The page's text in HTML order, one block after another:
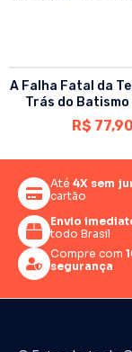
A Falha Fatal da
Trás do
R$ 77,90
Até 4X sem
cartão
Envio
todo Brasil
Compre com
segurança